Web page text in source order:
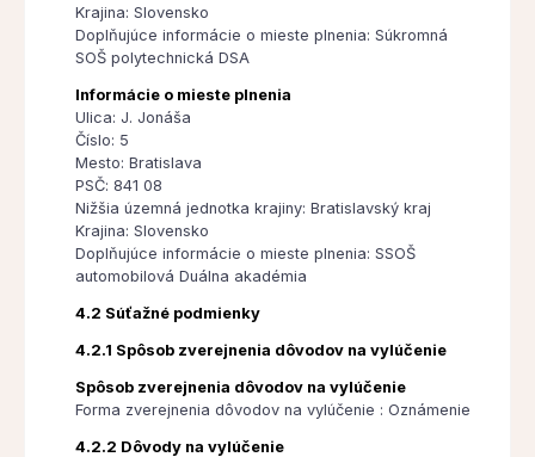
Krajina: Slovensko
Doplňujúce informácie o mieste plnenia: Súkromná
SOŠ polytechnická DSA
Informácie o mieste plnenia
Ulica: J. Jonáša
Číslo: 5
Mesto: Bratislava
PSČ: 841 08
Nižšia územná jednotka krajiny: Bratislavský kraj
Krajina: Slovensko
Doplňujúce informácie o mieste plnenia: SSOŠ
automobilová Duálna akadémia
4.2 Súťažné podmienky
4.2.1 Spôsob zverejnenia dôvodov na vylúčenie
Spôsob zverejnenia dôvodov na vylúčenie
Forma zverejnenia dôvodov na vylúčenie : Oznámenie
4.2.2 Dôvody na vylúčenie